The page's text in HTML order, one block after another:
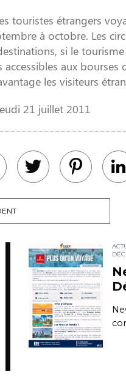
touristes étrangers
à octobre. Les
si le
aux
les visiteurs
21 juillet 2011